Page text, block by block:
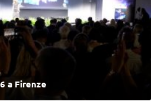
a Firenze